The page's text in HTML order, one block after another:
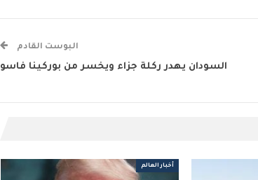
البوست القادم
السودان يهدر ركلة جزاء ويخسر من بوركينا فاسو
أخبار العالم